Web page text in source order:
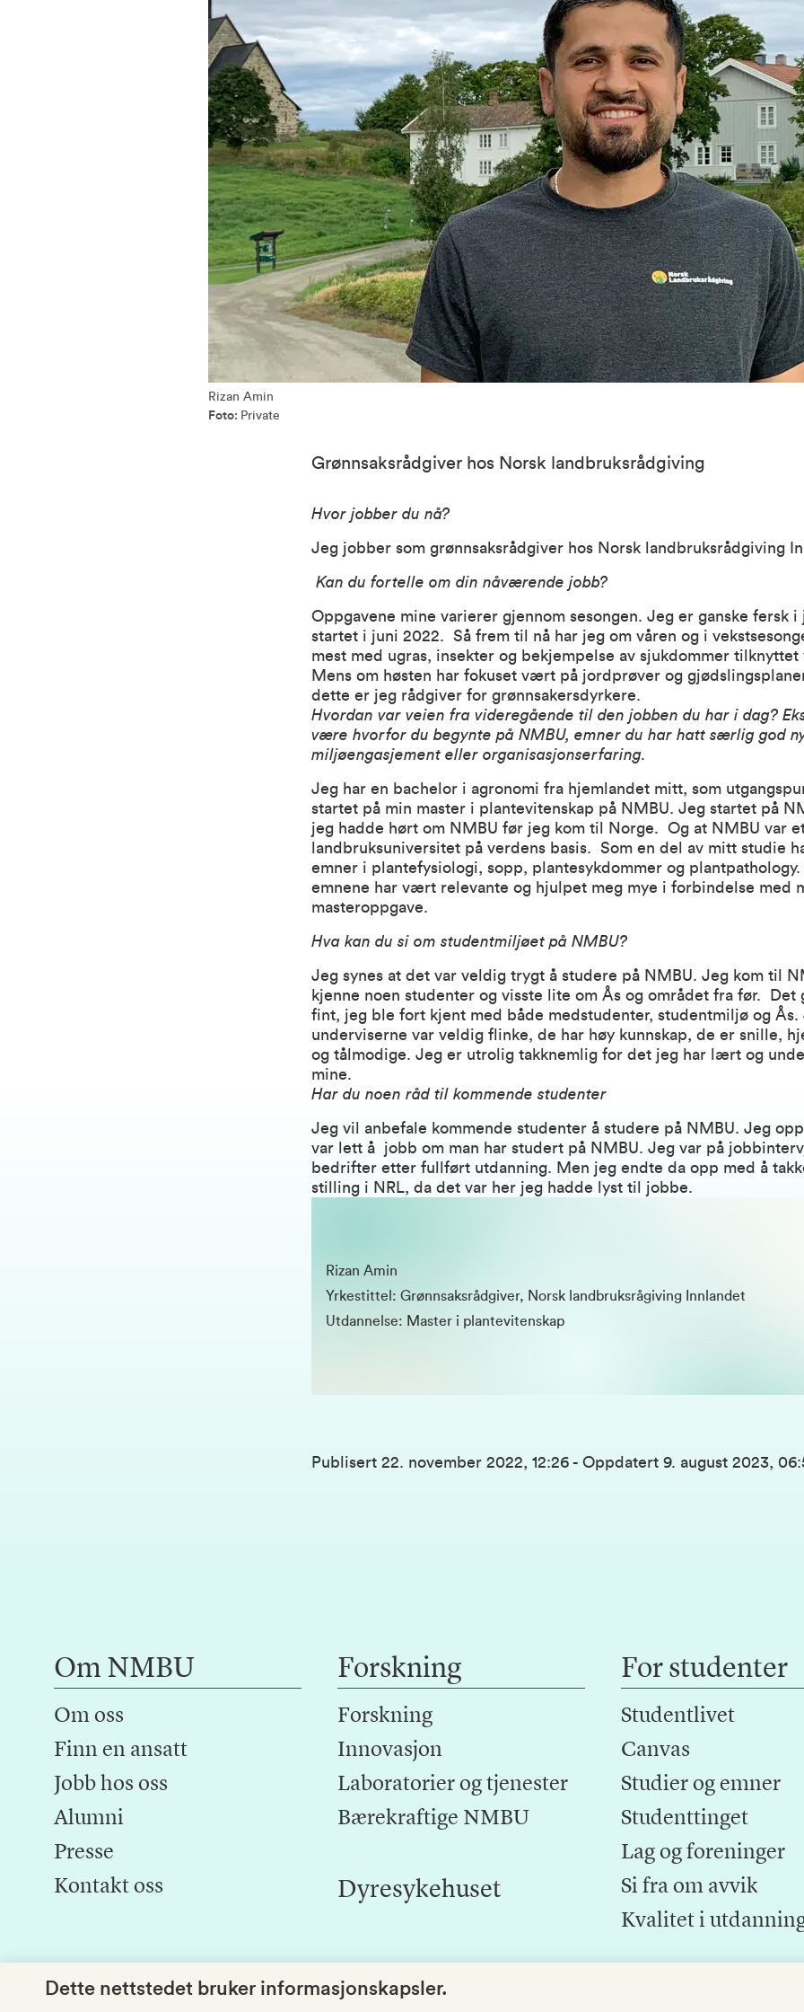
Rizan Amin
Foto: Private
Grønnsaksrådgiver hos Norsk landbruksrådgiving
Hvor jobber du nå?
Jeg jobber som grønnsaksrådgiver hos Norsk landbruksrådgiving
Kan du fortelle om din nåværende jobb?
Oppgavene mine varierer gjennom sesongen. Jeg er ganske fersk i
startet i juni 2022. Så frem til nå har jeg om våren og i
mest med ugras, insekter og bekjempelse av sjukdommer tilknyttet
Mens om høsten har fokuset vært på jordprøver og
dette er jeg rådgiver for grønnsakersdyrkere.
Hvordan var veien fra videregående til den jobben du har i dag?
være hvorfor du begynte på NMBU, emner du har hatt særlig god
miljøengasjement eller organisasjonserfaring.
Jeg har en bachelor i agronomi fra hjemlandet mitt, som
startet på min master i plantevitenskap på NMBU. Jeg startet på
jeg hadde hørt om NMBU før jeg kom til Norge. Og at NMBU var
landbruksuniversitet på verdens basis. Som en del av mitt studie
emner i plantefysiologi, sopp, plantesykdommer og plantpathology.
emnene har vært relevante og hjulpet meg mye i forbindelse med
masteroppgave.
Hva kan du si om studentmiljøet på NMBU?
Jeg synes at det var veldig trygt å studere på NMBU. Jeg kom til
kjenne noen studenter og visste lite om Ås og området fra før. Det
fint, jeg ble fort kjent med både medstudenter, studentmiljø og Ås.
underviserne var veldig flinke, de har høy kunnskap, de er snille,
og tålmodige. Jeg er utrolig takknemlig for det jeg har lært og
mine.
Har du noen råd til kommende studenter
Jeg vil anbefale kommende studenter å studere på NMBU. Jeg
var lett å jobb om man har studert på NMBU. Jeg var på
bedrifter etter fullført utdanning. Men jeg endte da opp med å
stilling i NRL, da det var her jeg hadde lyst til jobbe.
Rizan Amin
Yrkestittel: Grønnsaksrådgiver, Norsk landbruksrågiving Innlandet
Utdannelse: Master i plantevitenskap
Publisert 22. november 2022, 12:26 - Oppdatert 9. august 2023,
Om NMBU
Om oss
Finn en ansatt
Jobb hos oss
Alumni
Presse
Kontakt oss
Forskning
Forskning
Innovasjon
Laboratorier og tjenester
Bærekraftige NMBU
Dyresykehuset
For studenter
Studentlivet
Canvas
Studier og emner
Studenttinget
Lag og foreninger
Si fra om avvik
Kvalitet i
Dette nettstedet bruker informasjonskapsler.